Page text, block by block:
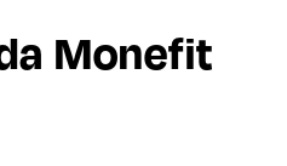
Monefit